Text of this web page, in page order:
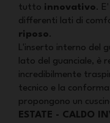
tutto innovativo.
differenti lati di
riposo.
L'inserto interno del
lato del guanciale, è
incredibilmente
tecnico e la
propongono un
ESTATE - CALDO